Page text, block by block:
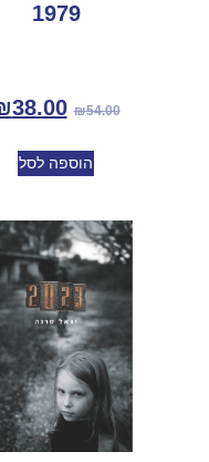
1979
₪54.00
38.00
הוספה לסל